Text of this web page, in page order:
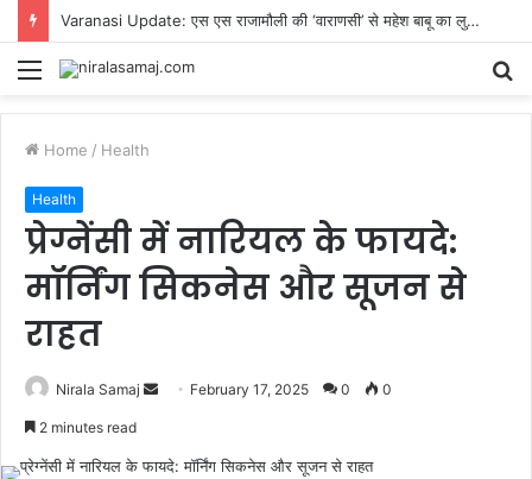
Varanasi Update: एस एस राजामौली की ‘वाराणसी’ से महेश बाबू का लुक वायरल, लोग बोले सुपरहिट, पीवी सिंधू भी हुईं फैन
Menu
Home / Health
Health
प्रेग्नेंसी में नारियल के फायदे:
मॉर्निंग सिकनेस और सूजन से
राहत
Nirala Samaj
Send February 17, 2025 0 0
2 minutes read